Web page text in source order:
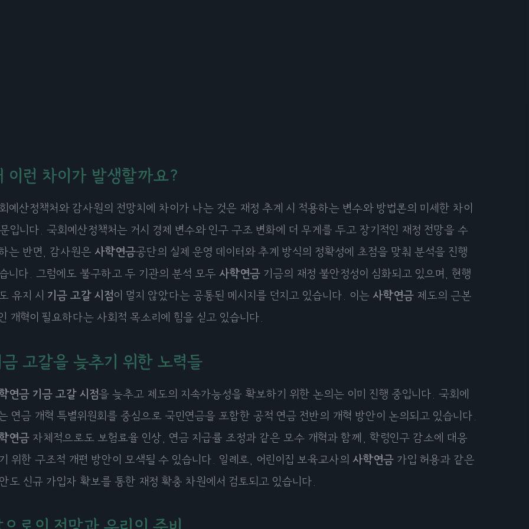
이런 차이가 발생할까요?
예산정책처와 감사원의 전망치에 차이가 나는 것은 재정 추계 시 적용하는 변수와 방법론의 미세한 차이
입니다. 국회예산정책처는 거시 경제 변수와 인구 구조 변화에 더 무게를 두고 장기적인 재정 전망을 수
는 반면, 감사원은 사학연금공단의 실제 운영 데이터와 추계 방식의 정확성에 초점을 맞춰 분석을 진행
니다. 그럼에도 불구하고 두 기관의 분석 모두 사학연금 기금의 재정 불안정성이 심화되고 있으며, 현행
유지 시 기금 고갈 시점이 멀지 않았다는 공통된 메시지를 던지고 있습니다. 이는 사학연금 제도의 근본
개혁이 필요하다는 사회적 목소리에 힘을 싣고 있습니다.
금 고갈을 늦추기 위한 노력들
연금 기금 고갈 시점을 늦추고 제도의 지속가능성을 확보하기 위한 논의는 이미 진행 중입니다. 국회에
연금 개혁 특별위원회를 중심으로 국민연금을 포함한 공적 연금 전반의 개혁 방안이 논의되고 있습니다.
연금 자체적으로도 보험료율 인상, 연금 지급률 조정과 같은 모수 개혁과 함께, 학령인구 감소에 대응
위한 구조적 개편 방안이 모색될 수 있습니다. 일례로, 어린이집 보육교사의 사학연금 가입 허용과 같은
도 신규 가입자 확보를 통한 재정 확충 차원에서 검토되고 있습니다.